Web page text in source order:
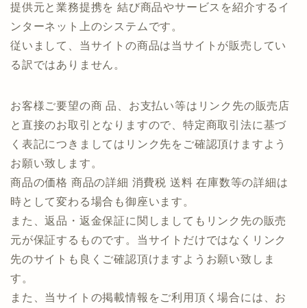
提供元と業務提携を 結び商品やサービスを紹介するイ
ンターネット上のシステムです。
従いまして、当サイトの商品は当サイトが販売してい
る訳ではありません。
お客様ご要望の商 品、お支払い等はリンク先の販売店
と直接のお取引となりますので、特定商取引法に基づ
く表記につきましてはリンク先をご確認頂けますよう
お願い致します。
商品の価格 商品の詳細 消費税 送料 在庫数等の詳細は
時として変わる場合も御座います。
また、返品・返金保証に関しましてもリンク先の販売
元が保証するものです。当サイトだけではなくリンク
先のサイトも良くご確認頂けますようお願い致しま
す。
また、当サイトの掲載情報をご利用頂く場合には、お